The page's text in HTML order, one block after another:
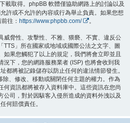
下載取得。phpBB 軟體僅協助網路上的討論以及
許或不允許的內容或行為舉止負責。如果您想
往： https://www.phpbb.com/ 。
威脅性、攻擊性、不雅、猥褻、不實、違反公
TTS」所在國家或地域或國際公法之文字、圖
如果您觸犯了以上的規定，我們將會立即並且
況下，您的網路服務業者 (ISP) 也將會收到我
都將被記錄儲存以防止任何的違法情節發生。
、修改、移動或關閉任何主題的權力。作為
何資訊都將被存入資料庫中。這些資訊在您尚
公司，對於因駭客入侵所造成的資料外洩以及
何賠償責任。